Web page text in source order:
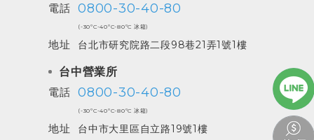
電話 0800-30-40-80
(-30ºC-40ºC-80ºC 冰箱)
地址 台北市研究院路二段98巷21弄1號1樓
台中營業所
電話 0800-30-40-80
(-30ºC-40ºC-80ºC 冰箱)
地址 台中市大里區自立路19號1樓